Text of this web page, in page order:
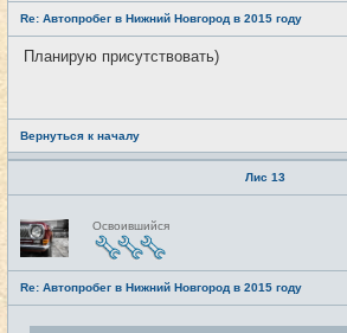
т
и
Re: Автопробег в Нижний Новгород в 2015 году
Планирую присутствовать)
Вернуться к началу
Лис 13
Н
е
в
с
е
т
и
Освоившийся
Re: Автопробег в Нижний Новгород в 2015 году